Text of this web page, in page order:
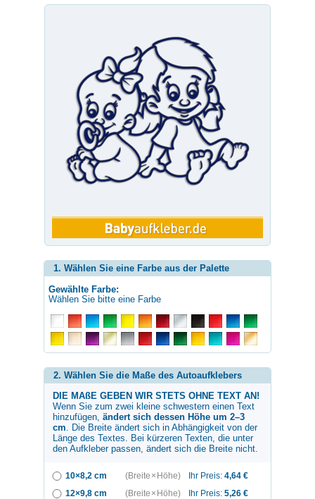
1. Wählen Sie eine Farbe aus der Palette
Gewählte Farbe:
Wählen Sie bitte eine Farbe
2. Wählen Sie die Maße des Autoaufklebers
DIE MAßE GEBEN WIR STETS OHNE TEXT AN!
Wenn Sie zum zwei kleine schwestern einen Text
hinzufügen, ändert sich dessen Höhe um 2–3
cm . Die Breite ändert sich in Abhängigkeit von der
Länge des Textes. Bei kürzeren Texten, die unter
den Aufkleber passen, ändert sich die Breite nicht.
10×8,2 cm (Breite × Höhe) Ihr Preis: 4,64 €
12×9,8 cm
(Breite × Höhe) Ihr Preis: 5,26 €